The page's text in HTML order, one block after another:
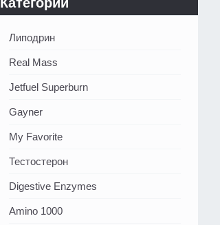
Категории
Липодрин
Real Mass
Jetfuel Superburn
Gayner
My Favorite
Тестостерон
Digestive Enzymes
Amino 1000